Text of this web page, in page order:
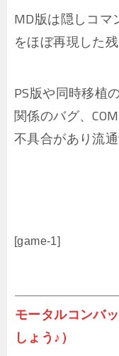
MD版は隠しコ
をほぼ再現した
PS版や同時移植
関係のバグ、
不具合があり流
[game-1]
モータルコンバ
しょう♪）